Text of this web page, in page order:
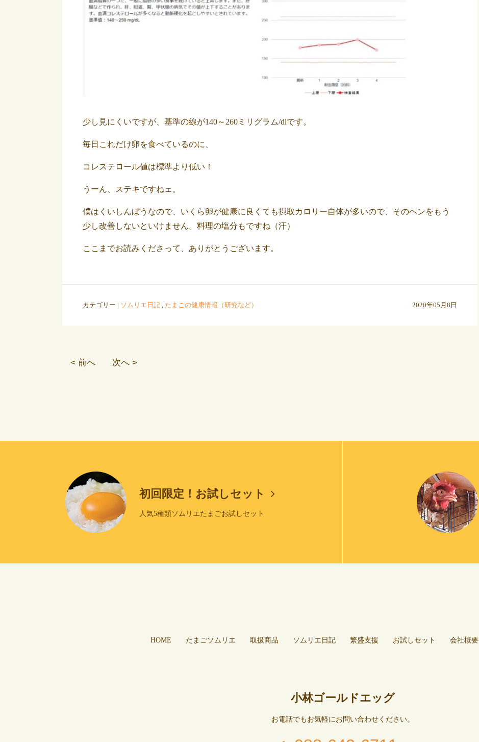
少し見にくいですが、基準の線が140～260ミリグラム/dlです。
毎日これだけ卵を食べているのに、
コレステロール値は標準より低い！
うーん、ステキですねェ。
僕はくいしんぼうなので、いくら卵が健康に良くても摂取カロリー自体が多いので、そのヘンをもう
少し改善しないといけません。料理の塩分もですね（汗）
ここまでお読みくださって、ありがとうございます。
カテゴリー | ソムリエ日記 , たまごの健康情報（研究など） 2020年05月8日
< 前へ 次へ >
初回限定！お試しセット
人気5種類ソムリエたまごお試しセット
HOME たまごソムリエ 取扱商品 ソムリエ日記 繁盛支援 お試しセット 会社概要
小林ゴールドエッグ
お電話でもお気軽にお問い合わせください。